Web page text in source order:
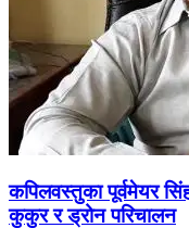
कपिलवस्तुका पूर्वमेयर
कुकुर र ड्रोन परिचालन